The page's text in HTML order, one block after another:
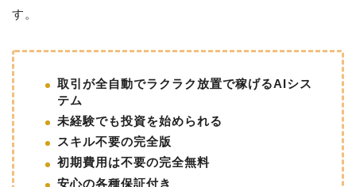
す。
取引が全自動でラクラク放置で稼げるAIシス
テム
未経験でも投資を始められる
スキル不要の完全版
初期費用は不要の完全無料
安心の各種保証付き